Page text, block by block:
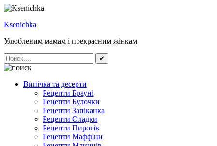
Ksenichka
Улюбленим мамам і прекрасним жінкам
✔
Випічка та десерти
Рецепти Брауні
Рецепти Булочки
Рецепти Запіканка
Рецепти Оладки
Рецепти Пирогів
Рецепти Маффіни